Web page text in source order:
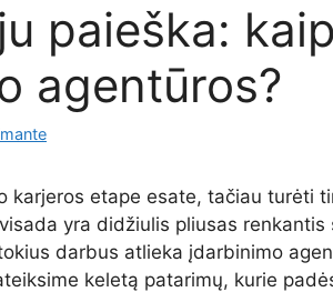
paieška:
agentūros?
karjeros etape esate, tačiau turėti
yra didžiulis pliusas renkantis
darbus atlieka įdarbinimo
keletą patarimų, kurie